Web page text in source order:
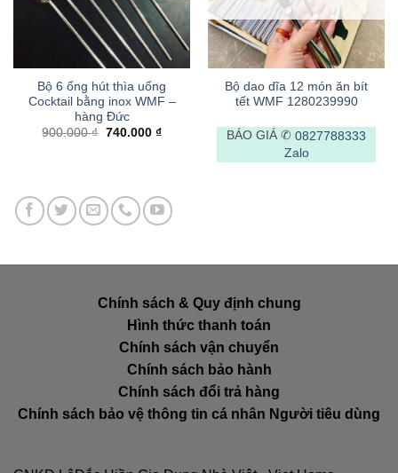
Bộ 6 ống hút thìa uống
Cocktail bằng inox WMF –
hàng Đức
900.000₫ Giá
740.000 ₫Giá
Bộ dao dĩa 12 món ăn bít
tết WMF 1280239990
BÁO GIÁ ✆ 0827788333
Zalo
Chính sách & Quy định chung
Hình thức thanh toán
Chính sách vận chuyển
Chính sách bảo hành
Chính sách đổi trả hàng
Chính sách bảo vệ thông tin cá nhân Người tiêu dùng